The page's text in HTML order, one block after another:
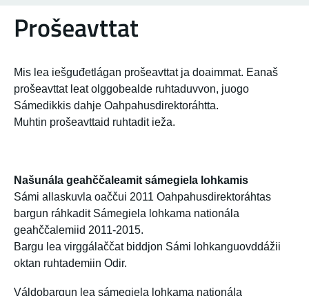
Prošeavttat
Mis lea iešguđetlágan prošeavttat ja doaimmat. Eanaš
prošeavttat leat olggobealde ruhtaduvvon, juogo
Sámedikkis dahje Oahpahusdirektoráhtta.
Muhtin prošeavttaid ruhtadit ieža.
Našunála geahččaleamit sámegiela lohkamis
Sámi allaskuvla oaččui 2011 Oahpahusdirektoráhtas
bargun ráhkadit Sámegiela lohkama nationála
geahččalemiid 2011-2015.
Bargu lea virggálaččat biddjon Sámi lohkanguovddážii
oktan ruhtademiin Odir.
Váldobargun lea sámegiela lohkama nationála